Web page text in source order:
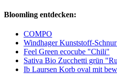
Bloomling entdecken:
COMPO
Windhager Kunststoff-
Feel Green ecocube "Chili"
Sativa Bio Zucchetti grün
Ib Laursen Korb oval mit